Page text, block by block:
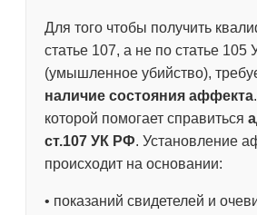
Для того чтобы получить
статье 107, а не по статье 105
(умышленное убийство),
наличие состояния аффекта
которой помогает справиться
ст.107 УК РФ. Установление
происходит на основании:
• показаний свидетелей и